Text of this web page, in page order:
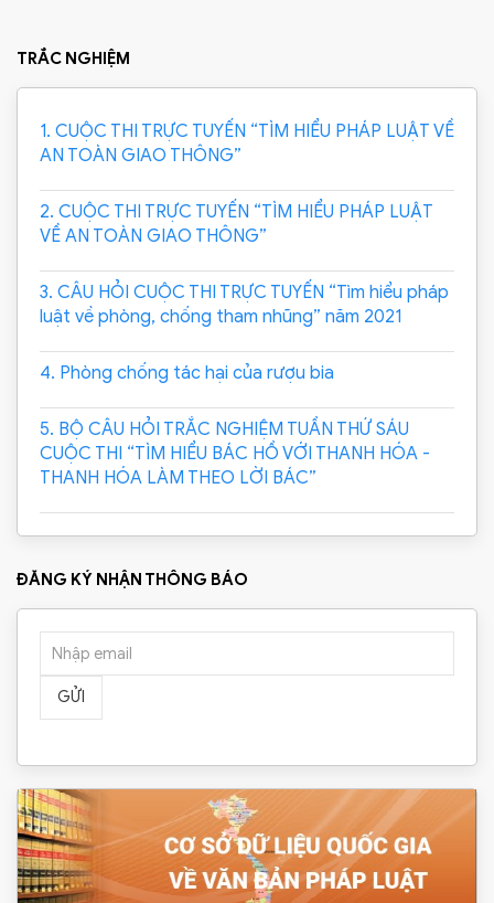
TRẮC NGHIỆM
1. CUỘC THI TRỰC TUYẾN “TÌM HIỂU PHÁP LUẬT VỀ
AN TOÀN GIAO THÔNG”
2. CUỘC THI TRỰC TUYẾN “TÌM HIỂU PHÁP LUẬT
VỀ AN TOÀN GIAO THÔNG”
3. CÂU HỎI CUỘC THI TRỰC TUYẾN “Tìm hiểu pháp
luật về phòng, chống tham nhũng” năm 2021
4. Phòng chống tác hại của rượu bia
5. BỘ CÂU HỎI TRẮC NGHIỆM TUẦN THỨ SÁU
CUỘC THI “TÌM HIỂU BÁC HỒ VỚI THANH HÓA -
THANH HÓA LÀM THEO LỜI BÁC”
ĐĂNG KÝ NHẬN THÔNG BÁO
GỬI